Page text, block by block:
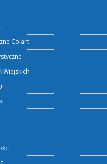
Colart
Wiejskich